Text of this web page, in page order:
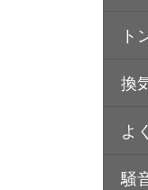
ト
換
よ
騒